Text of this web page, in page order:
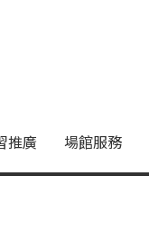
化中心
推廣 場館服務
。